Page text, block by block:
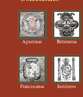
Agustinas Betlemitas
Franciscanas Institutos